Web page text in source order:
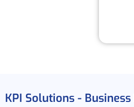
KPI Solutions -